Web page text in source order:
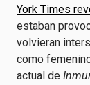
York Times
estaban
volvieran
como
actual de